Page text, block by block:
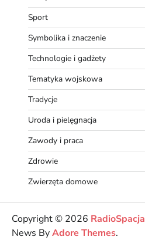
Sport
Symbolika i znaczenie
Technologie i gadżety
Tematyka wojskowa
Tradycje
Uroda i pielęgnacja
Zawody i praca
Zdrowie
Zwierzęta domowe
Copyright © 2026 RadioSpacja
News ByAdore Themes.